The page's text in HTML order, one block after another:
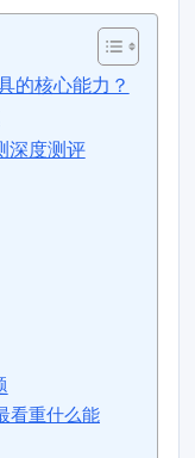
的核心能力？
深度测评
看重什么能